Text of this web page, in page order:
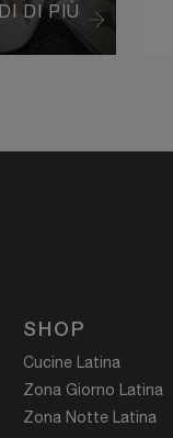
DI PIÙ
SHOP
Cucine Latina
Zona Giorno Latina
Zona Notte Latina